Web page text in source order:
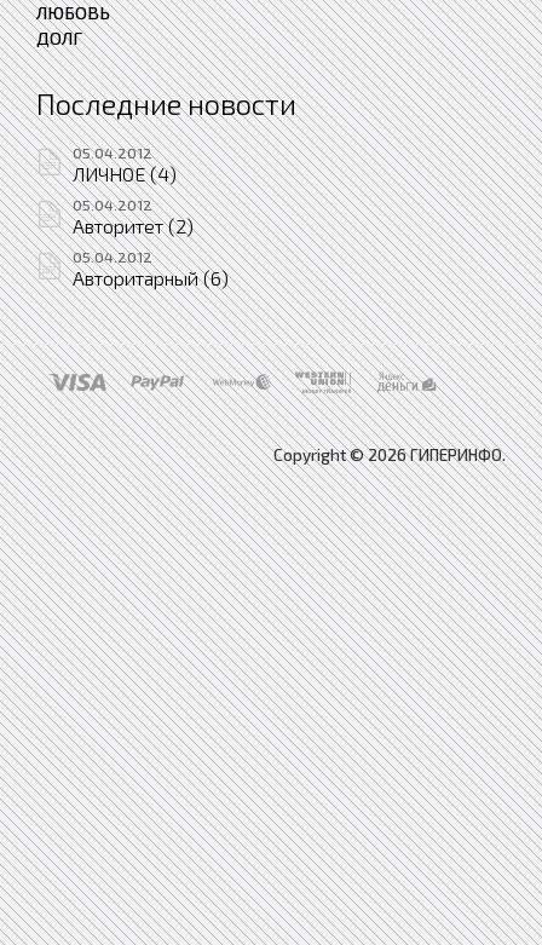
ЛЮБОВЬ
ДОЛГ
Последние новости
05.04.2012
ЛИЧНОЕ (4)
05.04.2012
Авторитет (2)
05.04.2012
Авторитарный (6)
Copyright © 2026 ГИПЕРИНФО.